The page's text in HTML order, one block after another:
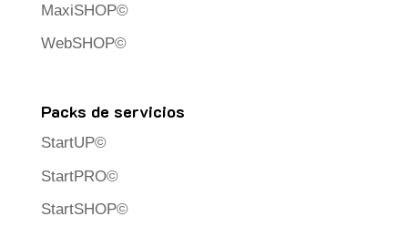
MaxiSHOP©
WebSHOP©
Packs de servicios
StartUP©
StartPRO©
StartSHOP©